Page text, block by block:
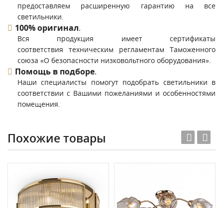
предоставляем расширенную гарантию на все
светильники.
100% оригинал.
Вся продукция имеет сертификаты
соответствия техническим регламентам Таможенного
союза «О безопасности низковольтного оборудования».
Помощь в подборе.
Наши специалисты помогут подобрать светильники в
соответствии с Вашими пожеланиями и особенностями
помещения.
Похожие товары